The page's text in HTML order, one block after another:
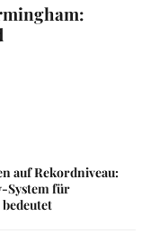
auf Rekordniveau:
System für